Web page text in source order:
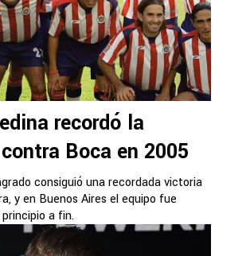
recordó la
Boca en 2005
consiguió una recordada victoria
y en Buenos Aires el equipo fue
a fin.